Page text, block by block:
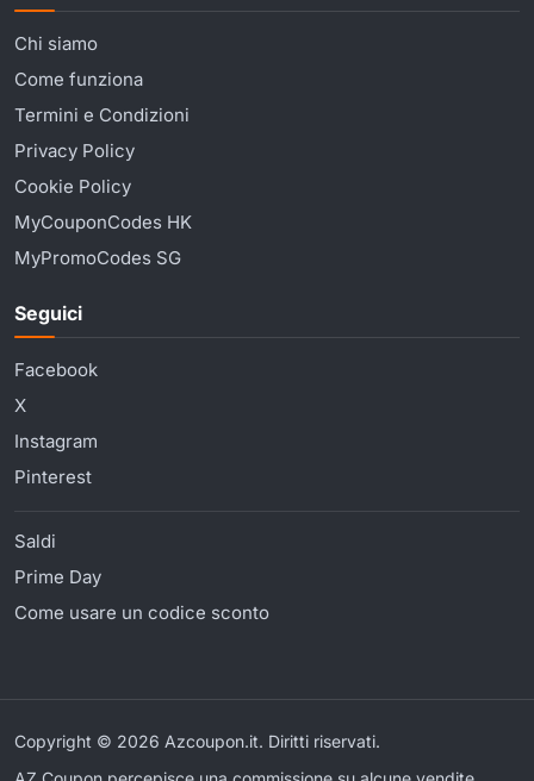
Chi siamo
Come funziona
Termini e Condizioni
Privacy Policy
Cookie Policy
MyCouponCodes HK
MyPromoCodes SG
Seguici
Facebook
X
Instagram
Pinterest
Saldi
Prime Day
Come usare un codice sconto
Copyright © 2026 Azcoupon.it. Diritti riservati.